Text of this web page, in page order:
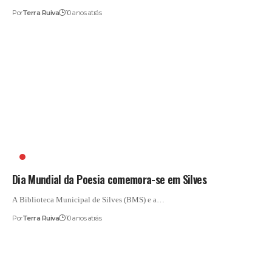
PorTerra Ruiva 10 anos atrás
Dia Mundial da Poesia comemora-se em Silves
A Biblioteca Municipal de Silves (BMS) e a…
PorTerra Ruiva 10 anos atrás